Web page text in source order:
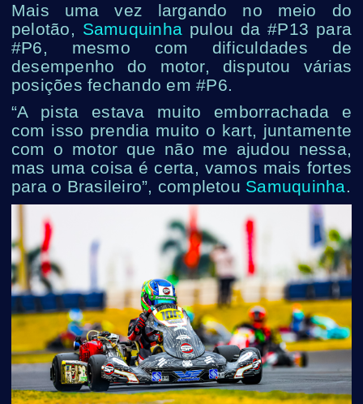
Mais uma vez largando no meio do
pelotão, Samuquinha pulou da #P13 para
#P6, mesmo com dificuldades de
desempenho do motor, disputou várias
posições fechando em #P6.
“A pista estava muito emborrachada e
com isso prendia muito o kart, juntamente
com o motor que não me ajudou nessa,
mas uma coisa é certa, vamos mais fortes
para o Brasileiro”, completou Samuquinha.